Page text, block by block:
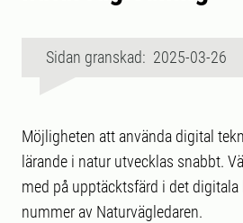
Sidan granskad: 2025-03-26
Möjligheten att använda digital
lärande i natur utvecklas snabbt.
med på upptäcktsfärd i det
nummer av Naturvägledaren.